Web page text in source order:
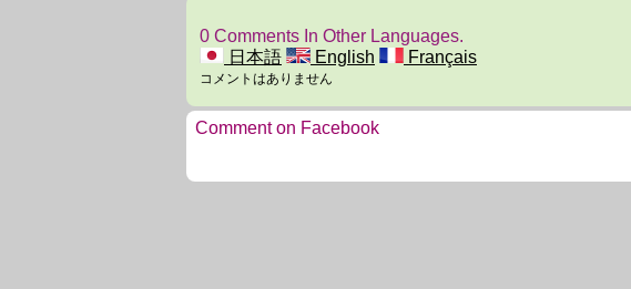
0 Comments In Other Languages.
日本語
English Français
コメントはありません
Comment on Facebook